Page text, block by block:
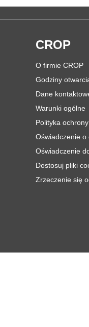
CROP
O firmie CROP
Godziny
Dane
Warunki ogólne
Polityka
Oświadczenie o
Oświadczenie
Dostosuj pliki
Zrzeczenie się